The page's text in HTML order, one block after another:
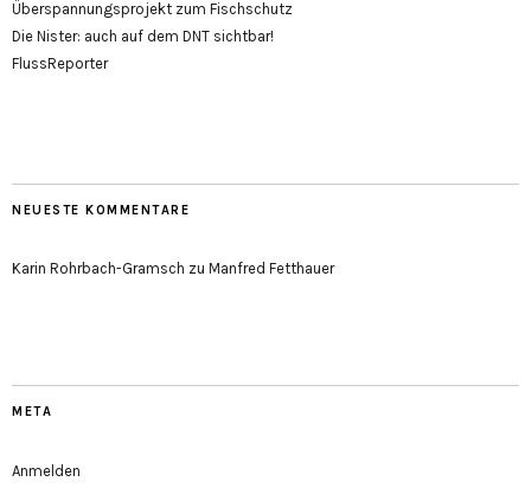
Überspannungsprojekt zum Fischschutz
Die Nister: auch auf dem DNT sichtbar!
FlussReporter
NEUESTE KOMMENTARE
Karin Rohrbach-Gramsch zu Manfred Fetthauer
META
Anmelden